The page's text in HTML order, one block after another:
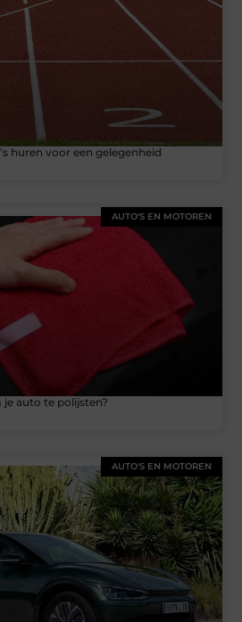
huren voor een gelegenheid
AUTO'S EN MOTOREN
auto te polijsten?
AUTO'S EN MOTOREN